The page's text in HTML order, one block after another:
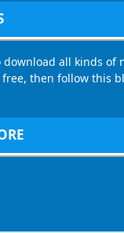
all kinds of
then follow this